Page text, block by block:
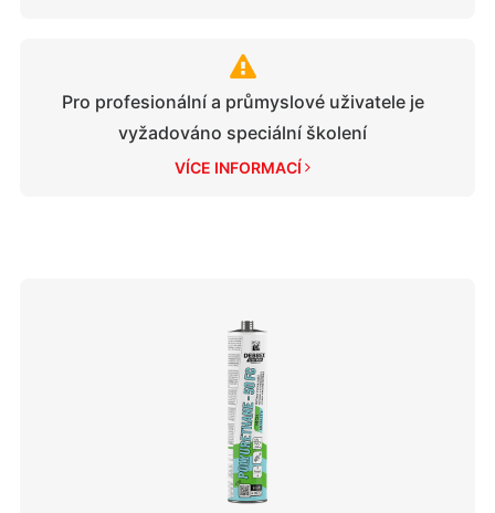
Pro profesionální a průmyslové uživatele je
vyžadováno speciální školení
VÍCE INFORMACÍ